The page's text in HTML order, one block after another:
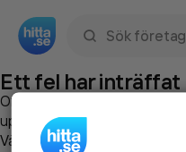
Ett fel har inträffat
Om du vill kan du
uppstod så att vi lättare och
Vänligen försök med följande: